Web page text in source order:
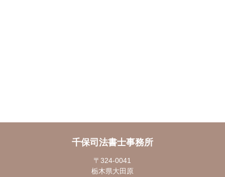
千保司法書士事務所
〒324-0041
栃木県大田原